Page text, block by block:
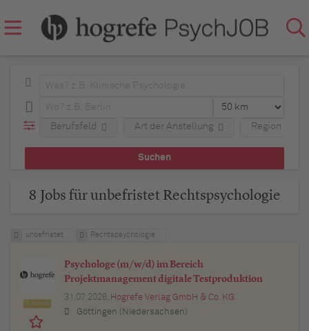
Berufsfeld Art der Anstellung Region
8 Jobs für unbefristet Rechtspsychologie
unbefristet Rechtspsychologie
Psychologe (m/w/d) im Bereich
Projektmanagement digitale Testproduktion
31.07.2026, Hogrefe Verlag GmbH & Co. KG
Göttingen (Niedersachsen)